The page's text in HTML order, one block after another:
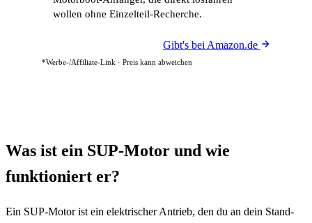
wollen ohne Einzelteil-Recherche.
Gibt's bei Amazon.de
*Werbe-/Affiliate-Link · Preis kann abweichen
Was ist ein SUP-Motor und wie
funktioniert er?
Ein SUP-Motor ist ein elektrischer Antrieb, den du an dein Stand-